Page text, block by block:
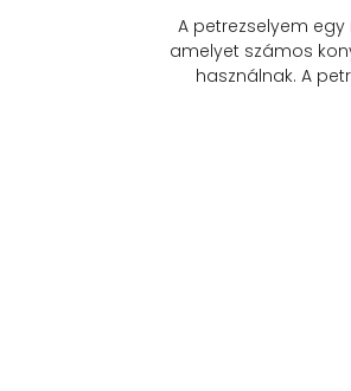
A petrezselyem
amelyet számos
használnak. A